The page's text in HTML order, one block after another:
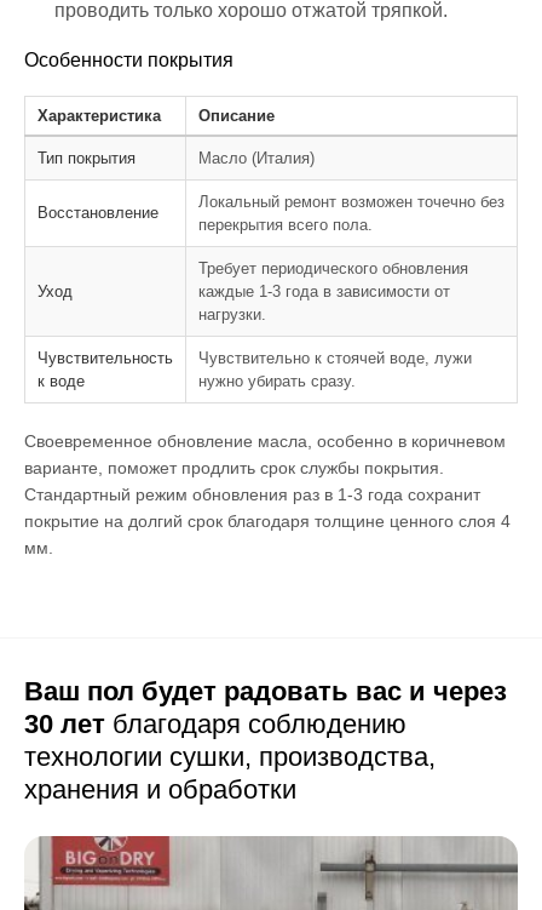
проводить только хорошо отжатой тряпкой.
Особенности покрытия
Характеристика Описание
Тип покрытия Масло (Италия)
Восстановление
Локальный ремонт возможен точечно без
перекрытия всего пола.
Уход
Требует периодического обновления
каждые 1-3 года в зависимости от
нагрузки.
Чувствительность
к воде
Чувствительно к стоячей воде, лужи
нужно убирать сразу.
Своевременное обновление масла, особенно в коричневом
варианте, поможет продлить срок службы покрытия.
Стандартный режим обновления раз в 1-3 года сохранит
покрытие на долгий срок благодаря толщине ценного слоя 4
мм.
Ваш пол будет радовать вас и через
30 лет благодаря соблюдению
технологии сушки, производства,
хранения и обработки